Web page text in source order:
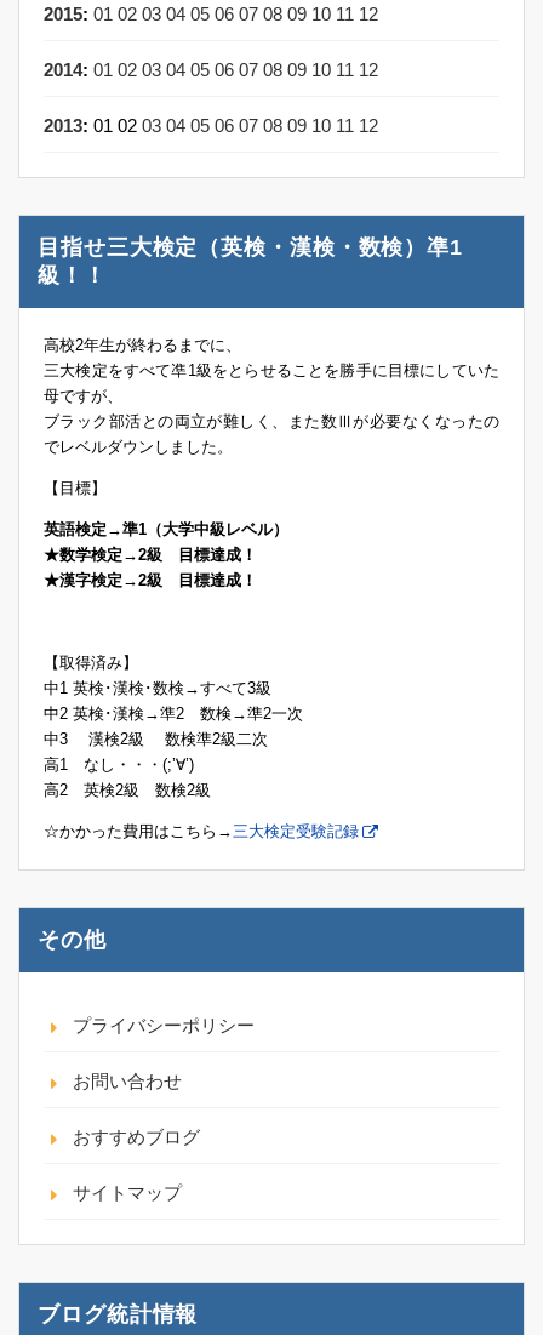
2015: 01 02 03 04 05 06 07 08 09 10 11 12
2014: 01 02 03 04 05 06 07 08 09 10 11 12
2013: 01 02 03 04 05 06 07 08 09 10 11 12
目指せ三大検定（英検・漢検・数検）凖1
級！！
高校2年生が終わるまでに、
三大検定をすべて凖1級をとらせることを勝手に目標にしていた
母ですが、
ブラック部活との両立が難しく、また数Ⅲが必要なくなったの
でレベルダウンしました。
【目標】
英語検定→準1（大学中級レベル）
★数学検定→2級 目標達成！
★漢字検定→2級 目標達成！
【取得済み】
中1 英検･漢検･数検→すべて3級
中2 英検･漢検→準2 数検→準2一次
中3 漢検2級 数検準2級二次
高1 なし・・・(;’∀’)
高2 英検2級 数検2級
☆かかった費用はこちら→ 三大検定受験記録
その他
プライバシーポリシー
お問い合わせ
おすすめブログ
サイトマップ
ブログ統計情報